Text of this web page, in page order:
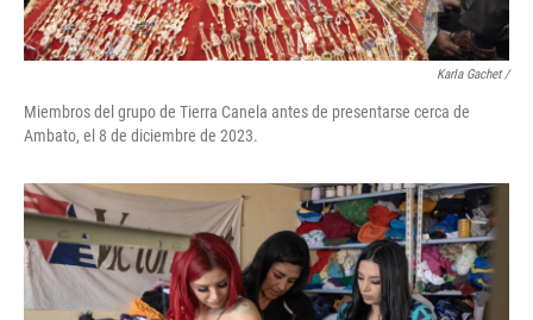
Karla Gachet/
Miembros del grupo de Tierra Canela antes de presentarse cerca de
Ambato, el 8 de diciembre de 2023.